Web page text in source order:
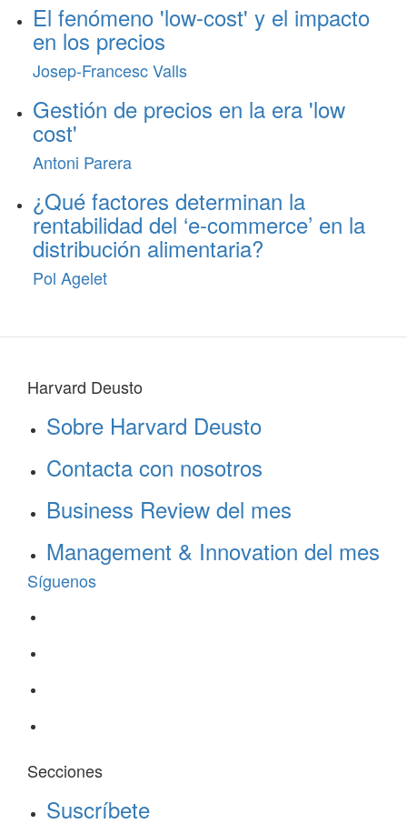
El fenómeno 'low-cost' y el impacto
en los precios
Josep-Francesc Valls
Gestión de precios en la era 'low
cost'
Antoni Parera
¿Qué factores determinan la
rentabilidad del ‘e-commerce’ en la
distribución alimentaria?
Pol Agelet
Harvard Deusto
Sobre Harvard Deusto
Contacta con nosotros
Business Review del mes
Management & Innovation del mes
Síguenos
Secciones
Suscríbete